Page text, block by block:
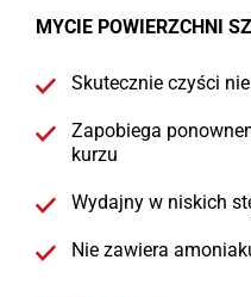
MYCIE POWIERZCHNI
Skutecznie czyści
Zapobiega
kurzu
Wydajny w niskich
Nie zawiera